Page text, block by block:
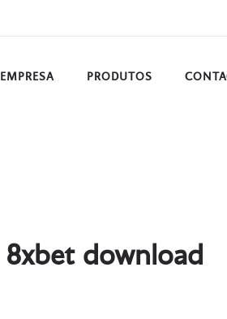
EMPRESA PRODUTOS
8xbet download